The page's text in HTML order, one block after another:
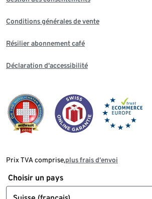
Conditions générales de vente
Résilier abonnement café
Déclaration d'accessibilité
Prix TVA comprise,plus frais d‘envoi
Choisir un pays